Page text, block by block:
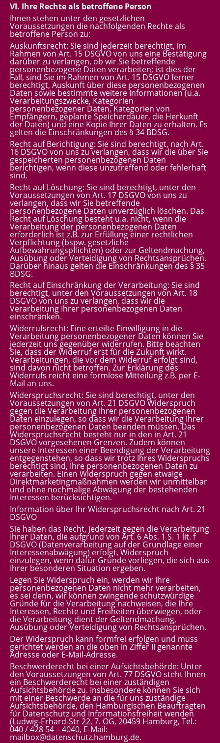
VI. Ihre Rechte als betroffene Person
Ihnen stehen unter den gesetzlichen
Voraussetzungen die nachfolgenden Rechte als
betroffene Person zu:
Auskunftsrecht: Sie sind jederzeit berechtigt, im
Rahmen von Art. 15 DSGVO von uns eine Bestätigung
darüber zu verlangen, ob wir Sie betreffende
personenbezogene Daten verarbeiten; ist dies der
Fall, sind Sie im Rahmen von Art. 15 DSGVO ferner
berechtigt, Auskunft über diese personenbezogenen
Daten sowie bestimmte weitere Informationen (u.a.
Verarbeitungszwecke, Kategorien
personenbezogener Daten, Kategorien von
Empfängern, geplante Speicherdauer, die Herkunft
der Daten) und eine Kopie Ihrer Daten zu erhalten. Es
gelten die Einschränkungen des § 34 BDSG.
Recht auf Berichtigung: Sie sind berechtigt, nach Art.
16 DSGVO von uns zu verlangen, dass wir die über Sie
gespeicherten personenbezogenen Daten
berichtigen, wenn diese unzutreffend oder fehlerhaft
sind.
Recht auf Löschung: Sie sind berechtigt, unter den
Voraussetzungen von Art. 17 DSGVO von uns zu
verlangen, dass wir Sie betreffende
personenbezogene Daten unverzüglich löschen. Das
Recht auf Löschung besteht u.a. nicht, wenn die
Verarbeitung der personenbezogenen Daten
erforderlich ist z.B. zur Erfüllung einer rechtlichen
Verpflichtung (bspw. gesetzliche
Aufbewahrungspflichten) oder zur Geltendmachung,
Ausübung oder Verteidigung von Rechtsansprüchen.
Darüber hinaus gelten die Einschränkungen des § 35
BDSG.
Recht auf Einschränkung der Verarbeitung: Sie sind
berechtigt, unter den Voraussetzungen von Art. 18
DSGVO von uns zu verlangen, dass wir die
Verarbeitung Ihrer personenbezogenen Daten
einschränken.
Widerrufsrecht: Eine erteilte Einwilligung in die
Verarbeitung personenbezogener Daten können Sie
jederzeit uns gegenüber widerrufen. Bitte beachten
Sie, dass der Widerruf erst für die Zukunft wirkt.
Verarbeitungen, die vor dem Widerruf erfolgt sind,
sind davon nicht betroffen. Zur Erklärung des
Widerrufs reicht eine formlose Mitteilung z.B. per E-
Mail an uns.
Widerspruchsrecht: Sie sind berechtigt, unter den
Voraussetzungen von Art. 21 DSGVO Widerspruch
gegen die Verarbeitung Ihrer personenbezogenen
Daten einzulegen, so dass wir die Verarbeitung Ihrer
personenbezogenen Daten beenden müssen. Das
Widerspruchsrecht besteht nur in den in Art. 21
DSGVO vorgesehenen Grenzen. Zudem können
unsere Interessen einer Beendigung der Verarbeitung
entgegenstehen, so dass wir trotz Ihres Widerspruchs
berechtigt sind, Ihre personenbezogenen Daten zu
verarbeiten. Einen Widerspruch gegen etwaige
Direktmarketingmaßnahmen werden wir unmittelbar
und ohne nochmalige Abwägung der bestehenden
Interessen berücksichtigen.
Information über Ihr Widerspruchsrecht nach Art. 21
DSGVO
Sie haben das Recht, jederzeit gegen die Verarbeitung
Ihrer Daten, die aufgrund von Art. 6 Abs. 1 S. 1 lit. f
DSGVO (Datenverarbeitung auf der Grundlage einer
Interessenabwägung) erfolgt, Widerspruch
einzulegen, wenn dafür Gründe vorliegen, die sich aus
Ihrer besonderen Situation ergeben.
Legen Sie Widerspruch ein, werden wir Ihre
personenbezogenen Daten nicht mehr verarbeiten,
es sei denn, wir können zwingende schutzwürdige
Gründe für die Verarbeitung nachweisen, die Ihre
Interessen, Rechte und Freiheiten überwiegen, oder
die Verarbeitung dient der Geltendmachung,
Ausübung oder Verteidigung von Rechtsansprüchen.
Der Widerspruch kann formfrei erfolgen und muss
gerichtet werden an die oben in Ziffer II genannte
Adresse oder E-Mail-Adresse.
Beschwerderecht bei einer Aufsichtsbehörde: Unter
den Voraussetzungen von Art. 77 DSGVO steht Ihnen
ein Beschwerderecht bei einer zuständigen
Aufsichtsbehörde zu. Insbesondere können Sie sich
mit einer Beschwerde an die für uns zuständige
Aufsichtsbehörde, den Hamburgischen Beauftragten
für Datenschutz und Informationsfreiheit wenden
(Ludwig-Erhard-Str 22, 7. OG, 20459 Hamburg, Tel.:
040 / 428 54 – 4040, E-Mail:
mailbox@datenschutz.hamburg.de.